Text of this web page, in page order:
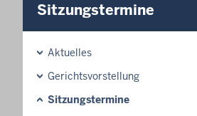
Sitzungstermine
Aktuelles
Gerichtsvorstellung
Sitzungstermine